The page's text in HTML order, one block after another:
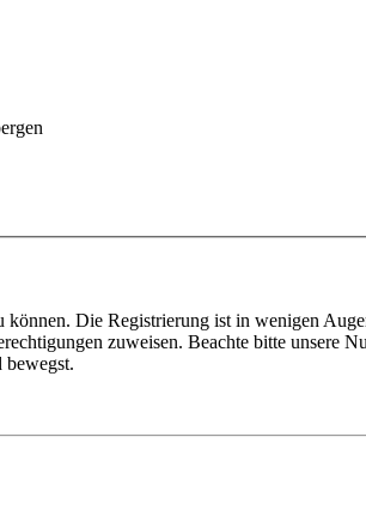
können. Die Registrierung ist in wenigen
zuweisen. Beachte bitte unsere
bewegst.